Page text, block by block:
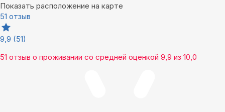
Показать расположение на карте
51 отзыв
9,9 (51)
51 отзыв о проживании со средней оценкой 9,9 из 10,0